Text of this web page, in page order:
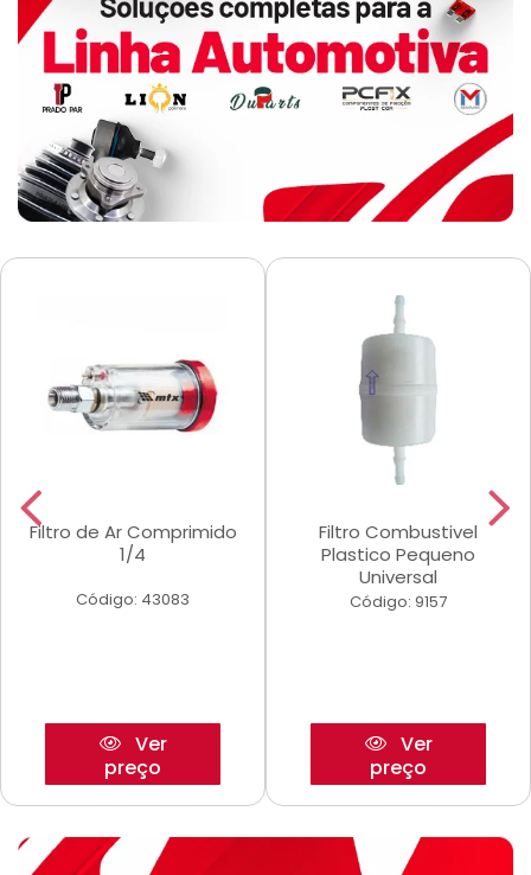
Filtro de Ar Comprimido
1/4
Código: 43083
Ver
preço
Filtro Combustivel
Plastico Pequeno
Universal
Código: 9157
Ver
preço